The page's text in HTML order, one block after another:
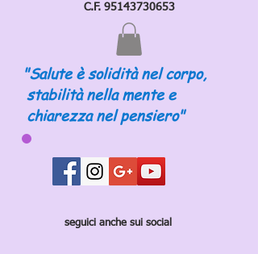
C.F. 95143730653
"Salute è solidità nel corpo,
stabilità nella mente e
chiarezza nel pensiero"
seguici anche sui social